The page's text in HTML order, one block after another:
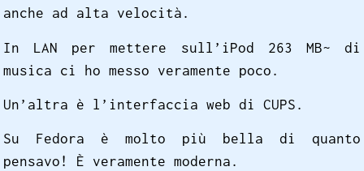
anche ad alta velocità.
In LAN per mettere sull’iPod 263 MB~ di
musica ci ho messo veramente poco.
Un’altra è l’interfaccia web di CUPS.
Su Fedora è molto più bella di quanto
pensavo! È veramente moderna.